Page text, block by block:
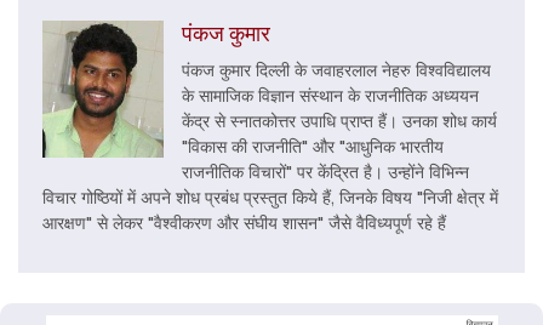
पंकज कुमार
पंकज कुमार दिल्ली के जवाहरलाल नेहरु विश्वविद्यालय
के सामाजिक विज्ञान संस्थान के राजनीतिक अध्ययन
केंद्र से स्नातकोत्तर उपाधि प्राप्त हैं। उनका शोध कार्य
"विकास की राजनीति" और "आधुनिक भारतीय
राजनीतिक विचारों" पर केंद्रित है। उन्होंने विभिन्न
विचार गोष्ठियों में अपने शोध प्रबंध प्रस्तुत किये हैं, जिनके विषय "निजी क्षेत्र में
आरक्षण" से लेकर "वैश्वीकरण और संघीय शासन" जैसे वैविध्यपूर्ण रहे हैं